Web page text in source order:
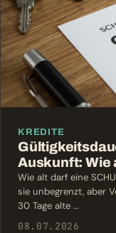
KREDITE
Auskunft: Wie
Wie alt darf eine
sie unbegrenzt, aber
30 Tage alte …
08.07.2026